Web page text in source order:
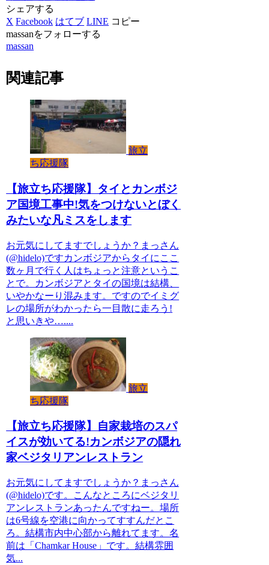
シェアする
X Facebook はてブ LINE コピー
massanをフォローする
massan
関連記事
旅立
ち応援隊
【旅立ち応援隊】タイとカンボジ
ア国境工事中!気をつけないとぼく
みたいな凡ミスをします
お元気にしてますでしょうか？まっさん
(@hidelo)ですカンボジアからタイにここ
数ヶ月で行く人はちょっと注意というこ
とで。カンボジアとタイの国境は結構、
いやかなーり混みます。ですのでイミグ
レの場所がわかったら一目散に走ろう!
と思いきや…....
旅立
ち応援隊
【旅立ち応援隊】自家栽培のスパ
イスが効いてる!カンボジアの隠れ
家ベジタリアンレストラン
お元気にしてますでしょうか？まっさん
(@hidelo)です。こんなところにベジタリ
アンレストランあったんですねー。場所
は6号線を空港に向かってすすんだとこ
ろ。結構市内中心部から離れてます。名
前は「Chamkar House」です。結構雰囲
気...